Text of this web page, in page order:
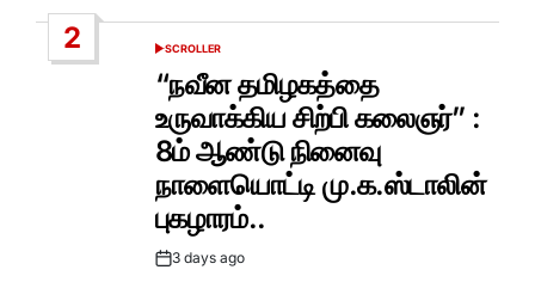
2
POSTED
IN
SCROLLER
“நவீன தமிழகத்தை
உருவாக்கிய சிற்பி கலைஞர்” :
8ம் ஆண்டு நினைவு
நாளையொட்டி மு.க.ஸ்டாலின்
புகழாரம்..
Post3 days ago